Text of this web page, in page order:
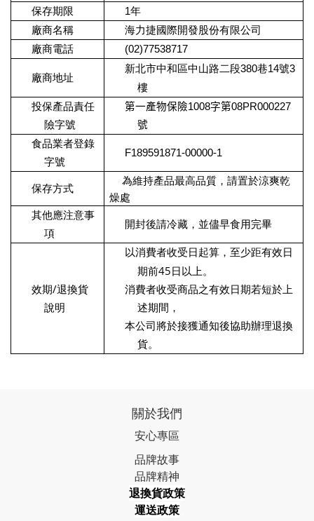
保存期限
1年
廠商名稱
海力捷國際開發股份有限公司
廠商電話
(02)77538717
廠商地址
新北市中和區中山路二段380巷14號3
樓
投保產品責任
險字號
第一產物保險1008字第08PR000227
號
食品業者登錄
字號
F189591871-00000-1
保存方式
為維持產品最高品質，請置於涼爽乾
燥處
其他應注意事
項
開封後請冷藏，並儘早食用完畢
效期/退換貨
說明
以消費者收受日起算，至少距有效日
期前45 日以上。
消費者收受商品之有效日期若短於上
述期間，
本公司將於接獲通知後協助辦理退換
貨。
關於我們
安心專區
品牌故事
品牌精神
退換貨政策
運送政策